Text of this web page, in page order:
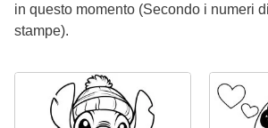
in questo momento (Secondo i numeri
stampe).